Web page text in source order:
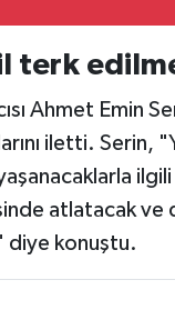
terk
Ahmet Emin
iletti. Serin,
atlatacak
diye konuştu.